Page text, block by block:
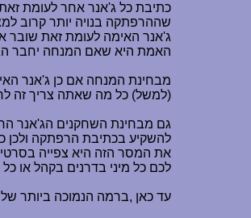
כתיבת כל ג'אנר אחר לעומת
שההרפתקה בנויה יותר קרוב
ג'אנר האימה לעומת זאת שובר
האמת היא שאם המנחה יחבר
מבחינת המנחה אם כן ג'אנר
(למשל) כל מה שאתה צריך זה
גם מבחינת השחקנים הג'אנר
להשקיע בכתיבת הרפתקה ולכן
את המסר הזה היא צפייה
לכם כל מיני בדרנים בקהל או
עד כאן ,ברמה הנמוכה ביותר